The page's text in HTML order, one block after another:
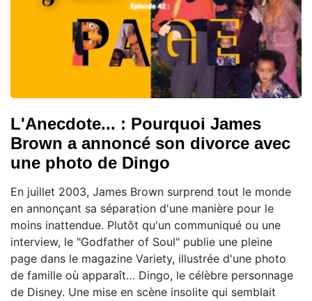
L'Anecdote... : Pourquoi James
Brown a annoncé son divorce avec
une photo de Dingo
En juillet 2003, James Brown surprend tout le monde
en annonçant sa séparation d'une manière pour le
moins inattendue. Plutôt qu'un communiqué ou une
interview, le "Godfather of Soul" publie une pleine
page dans le magazine Variety, illustrée d'une photo
de famille où apparaît… Dingo, le célèbre personnage
de Disney. Une mise en scène insolite qui semblait